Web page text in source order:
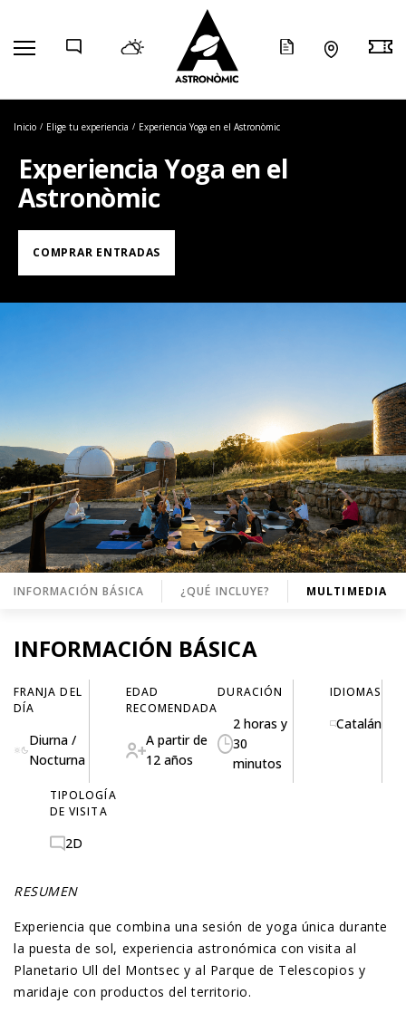
Inicio Elige tu experiencia Experiencia Yoga en el Astronòmic
Experiencia Yoga en el
Astronòmic
COMPRAR ENTRADAS
INFORMACIÓN BÁSICA ¿QUÉ INCLUYE? MULTIMEDIA
INFORMACIÓN BÁSICA
FRANJA DEL
DÍA
Diurna /
Nocturna
EDAD
RECOMENDADA
A partir de
12 años
DURACIÓN
2 horas y
30
minutos
IDIOMAS
Catalán
TIPOLOGÍA
DE VISITA
2D
RESUMEN
Experiencia que combina una sesión de yoga única durante
la puesta de sol, experiencia astronómica con visita al
Planetario Ull del Montsec y al Parque de Telescopios y
maridaje con productos del territorio.